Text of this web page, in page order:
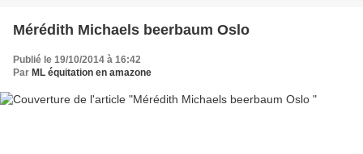
Mérédith Michaels beerbaum Oslo
Publié le 19/10/2014 à 16:42
Par ML équitation en amazone